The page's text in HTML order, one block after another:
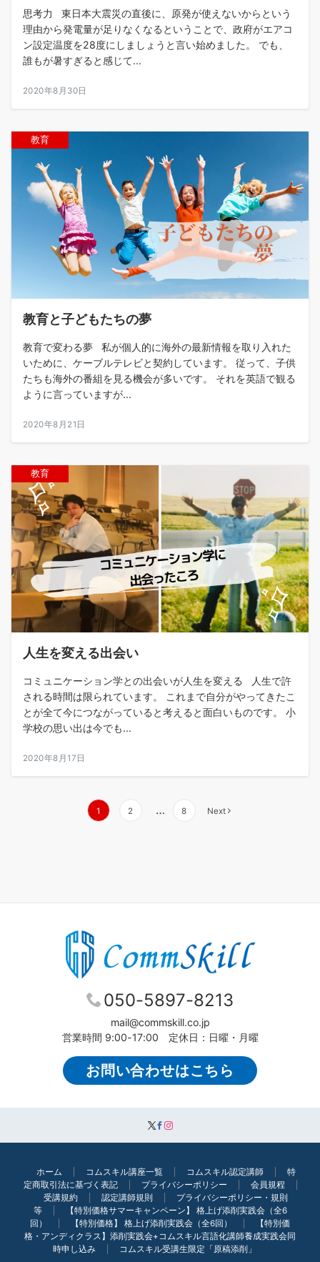
思考力 東日本大震災の直後に、原発が使えないからという
理由から発電量が足りなくなるということで、政府がエアコ
ン設定温度を28度にしましょうと言い始めました。 でも、
誰もが暑すぎると感じて...
2020年8月30日
教育
教育と子どもたちの夢
教育で変わる夢 私が個人的に海外の最新情報を取り入れた
いために、ケーブルテレビと契約しています。 従って、子供
たちも海外の番組を見る機会が多いです。 それを英語で観る
ように言っていますが...
2020年8月21日
教育
人生を変える出会い
コミュニケーション学との出会いが人生を変える 人生で許
される時間は限られています。 これまで自分がやってきたこ
とが全て今につながっていると考えると面白いものです。 小
学校の思い出は今でも...
2020年8月17日
1 2 … 8 Next
050-5897-8213
mail@commskill.co.jp
営業時間 9:00-17:00 定休日：日曜・月曜
お問い合わせはこちら
ホーム コムスキル講座一覧 コムスキル認定講師
特
定商取引法に基づく表記
プライバシーポリシー
会員規程
受講規約
認定講師規則
プライバシーポリシー・規則
等
【特別価格サマーキャンペーン】 格上げ添削実践会（全6
回）
【特別価格】 格上げ添削実践会（全6回）
【特別価
格・アンディクラス】添削実践会+コムスキル言語化講師養成実践会同
時申し込み
コムスキル受講生限定「原稿添削」